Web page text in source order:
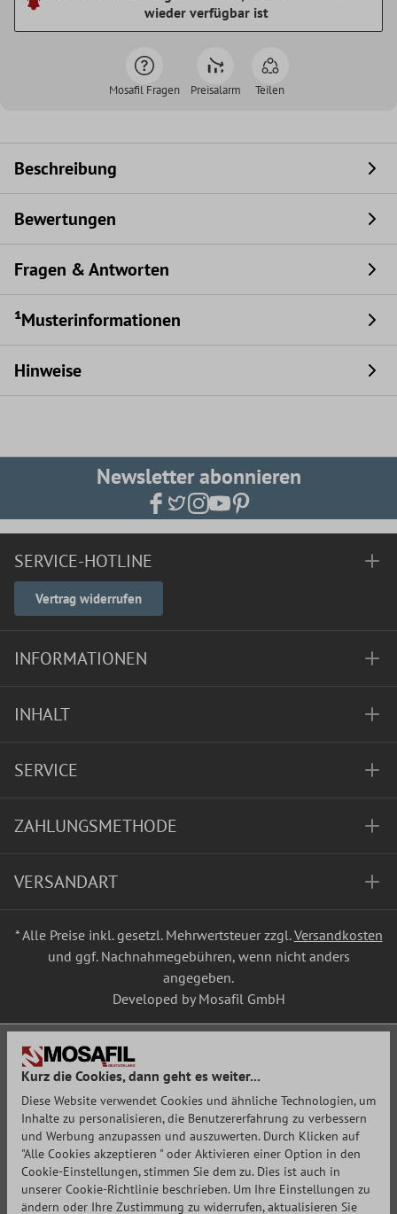
wieder verfügbar ist
Mosafil Fragen Preisalarm Teilen
Beschreibung
Bewertungen
Fragen & Antworten
¹Musterinformationen
Hinweise
Newsletter abonnieren
SERVICE-HOTLINE
Vertrag widerrufen
INFORMATIONEN
INHALT
SERVICE
ZAHLUNGSMETHODE
VERSANDART
* Alle Preise inkl. gesetzl. Mehrwertsteuer zzgl.Versandkosten
und ggf. Nachnahmegebühren, wenn nicht anders
angegeben.
Developed by Mosafil GmbH
Kurz die Cookies, dann geht es weiter...
Diese Website verwendet Cookies und ähnliche Technologien, um
Inhalte zu personalisieren, die Benutzererfahrung zu verbessern
und Werbung anzupassen und auszuwerten. Durch Klicken auf
"Alle Cookies akzeptieren " oder Aktivieren einer Option in den
Cookie-Einstellungen, stimmen Sie dem zu. Dies ist auch in
unserer Cookie-Richtlinie beschrieben. Um Ihre Einstellungen zu
ändern oder Ihre Zustimmung zu widerrufen, aktualisieren Sie